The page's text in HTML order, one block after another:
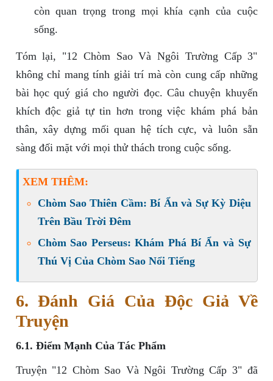
còn quan trọng trong mọi khía cạnh của cuộc
sống.
Tóm lại, "12 Chòm Sao Và Ngôi Trường Cấp 3"
không chỉ mang tính giải trí mà còn cung cấp những
bài học quý giá cho người đọc. Câu chuyện khuyến
khích độc giả tự tin hơn trong việc khám phá bản
thân, xây dựng mối quan hệ tích cực, và luôn sẵn
sàng đối mặt với mọi thử thách trong cuộc sống.
XEM THÊM:
Chòm Sao Thiên Cầm: Bí Ẩn và Sự Kỳ Diệu
Trên Bầu Trời Đêm
Chòm Sao Perseus: Khám Phá Bí Ẩn và Sự
Thú Vị Của Chòm Sao Nổi Tiếng
6. Đánh Giá Của Độc Giả Về
Truyện
6.1. Điểm Mạnh Của Tác Phẩm
Truyện "12 Chòm Sao Và Ngôi Trường Cấp 3" đã